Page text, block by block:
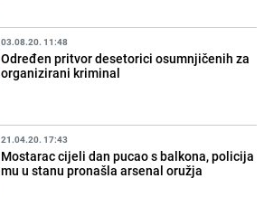
03.08.20. 11:48
Određen pritvor desetorici osumnjičenih za
organizirani kriminal
21.04.20. 17:43
Mostarac cijeli dan pucao s balkona, policija
mu u stanu pronašla arsenal oružja